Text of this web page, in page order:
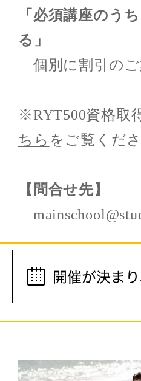
「必須講座のう
る」
個別に割引の
※RYT500資格取
ちら をご覧くださ
【問合せ先】